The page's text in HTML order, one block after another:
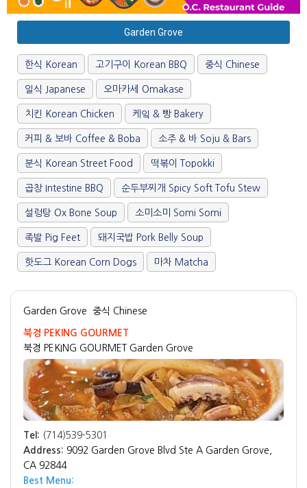
Garden Grove
한식 Korean 고기구이 Korean BBQ 중식 Chinese
일식 Japanese 오마카세 Omakase
치킨 Korean Chicken 케잌 & 빵 Bakery
커피 & 보바 Coffee & Boba 소주 & 바 Soju & Bars
분식 Korean Street Food 떡볶이 Topokki
곱창 Intestine BBQ 순두부찌개 Spicy Soft Tofu Stew
설렁탕 Ox Bone Soup 소미소미 Somi Somi
족발 Pig Feet 돼지국밥 Pork Belly Soup
핫도그 Korean Corn Dogs 마차 Matcha
Garden Grove 중식 Chinese
북경 PEKING GOURMET
북경 PEKING GOURMET Garden Grove
Tel: (714)539-5301
Address: 9092 Garden Grove Blvd Ste A Garden Grove,
CA 92844
Best Menu: